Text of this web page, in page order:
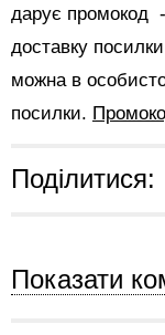
дарує промокод -
доставку
можна в
посилки.
Поділитися:
Показати